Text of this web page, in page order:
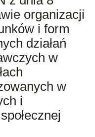
organizacji
i form
działań
w
w
i